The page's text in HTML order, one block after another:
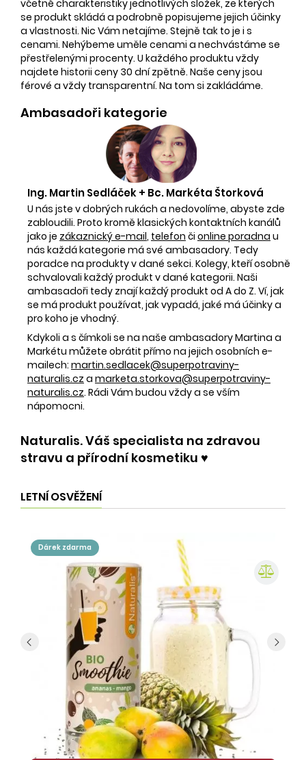
včetně charakteristiky jednotlivých složek, ze kterých
se produkt skládá a podrobně popisujeme jejich účinky
a vlastnosti. Nic Vám netajíme. Stejně tak to je i s
cenami. Nehýbeme uměle cenami a nechvástáme se
přestřelenými procenty. U každého produktu vždy
najdete historii ceny 30 dní zpětně. Naše ceny jsou
férové a vždy transparentní. Na tom si zakládáme.
Ambasadoři kategorie
Ing. Martin Sedláček + Bc. Markéta Štorková
U nás jste v dobrých rukách a nedovolíme, abyste zde
zabloudili. Proto kromě klasických kontaktních kanálů
jako je zákaznický e-mail, telefon či online poradna u
nás každá kategorie má své ambasadory. Tedy
poradce na produkty v dané sekci. Kolegy, kteří osobně
schvalovali každý produkt v dané kategorii. Naši
ambasadoři tedy znají každý produkt od A do Z. Ví, jak
se má produkt používat, jak vypadá, jaké má účinky a
pro koho je vhodný.
Kdykoli a s čímkoli se na naše ambasadory Martina a
Markétu můžete obrátit přímo na jejich osobních e-
mailech: martin.sedlacek@superpotraviny-
naturalis.cz a marketa.storkova@superpotraviny-
naturalis.cz. Rádi Vám budou vždy a se vším
nápomocni.
Naturalis. Váš specialista na zdravou
stravu a přírodní kosmetiku ♥️
LETNÍ OSVĚŽENÍ
dárek zdarma